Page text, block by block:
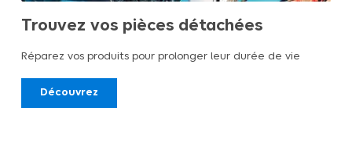
Trouvez vos pièces détachées
Réparez vos produits pour prolonger leur durée de vie
Découvrez